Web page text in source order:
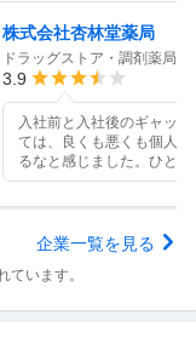
株式会社杏林堂薬局
ドラッグストア・調剤薬局
3.9
入社前と入社後のギャッ
ては、良くも悪くも個人主
るなと感じました。ひとり
企業一覧を見る
います。